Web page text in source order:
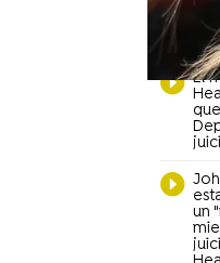
El
un